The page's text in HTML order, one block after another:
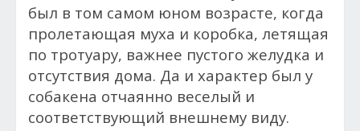
был в том самом юном возрасте, когда
пролетающая муха и коробка, летящая
по тротуару, важнее пустого желудка и
отсутствия дома. Да и характер был у
собакена отчаянно веселый и
соответствующий внешнему виду.